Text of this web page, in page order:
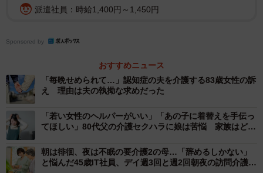
2/5
業務のなかで「入浴介助」にかける時間は、1日あたりどのくらいでした
か？（提供画像）
派遣社員：時給1,400円～1,450円
Sponsored by
おすすめニュース
「毎晩せめられて…」認知症の夫を介護する83歳女性の訴
え 理由は夫の執拗な求めだった
「若い女性のヘルパーがいい」「あの子に着替えを手伝っ
てほしい」80代父の介護セクハラに娘は苦悩 家族はどう
朝は徘徊、夜は不眠の要介護2の母…「辞めるしかない」
と悩んだ45歳IT社員、デイ週3回と週2回朝夜の訪問介護＋